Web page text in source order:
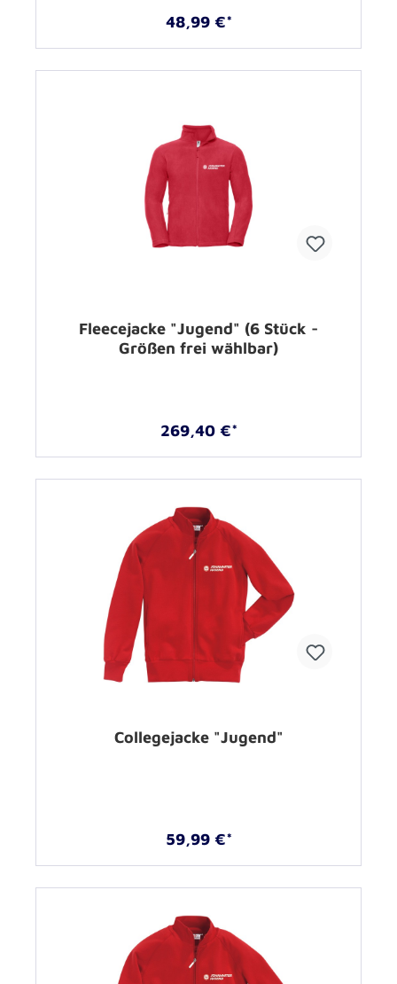
48,99 €*
Fleecejacke "Jugend" (6 Stück -
Größen frei wählbar)
269,40 €*
Collegejacke "Jugend"
59,99 €*